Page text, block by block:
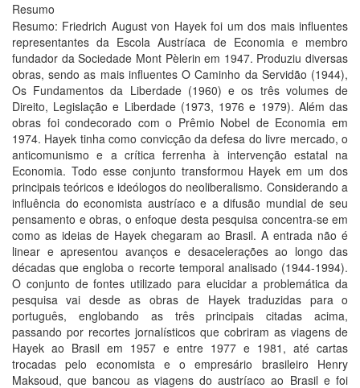
Resumo
Resumo: Friedrich August von Hayek foi um dos mais influentes
representantes da Escola Austríaca de Economia e membro
fundador da Sociedade Mont Pèlerin em 1947. Produziu diversas
obras, sendo as mais influentes O Caminho da Servidão (1944),
Os Fundamentos da Liberdade (1960) e os três volumes de
Direito, Legislação e Liberdade (1973, 1976 e 1979). Além das
obras foi condecorado com o Prêmio Nobel de Economia em
1974. Hayek tinha como convicção da defesa do livre mercado, o
anticomunismo e a crítica ferrenha à intervenção estatal na
Economia. Todo esse conjunto transformou Hayek em um dos
principais teóricos e ideólogos do neoliberalismo. Considerando a
influência do economista austríaco e a difusão mundial de seu
pensamento e obras, o enfoque desta pesquisa concentra-se em
como as ideias de Hayek chegaram ao Brasil. A entrada não é
linear e apresentou avanços e desacelerações ao longo das
décadas que engloba o recorte temporal analisado (1944-1994).
O conjunto de fontes utilizado para elucidar a problemática da
pesquisa vai desde as obras de Hayek traduzidas para o
português, englobando as três principais citadas acima,
passando por recortes jornalísticos que cobriram as viagens de
Hayek ao Brasil em 1957 e entre 1977 e 1981, até cartas
trocadas pelo economista e o empresário brasileiro Henry
Maksoud, que bancou as viagens do austríaco ao Brasil e foi